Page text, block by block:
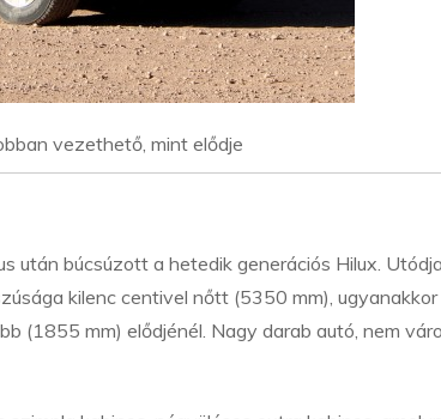
vezethető, mint elődje
után búcsúzott a hetedik generációs Hilux. Utódja
kilenc centivel nőtt (5350 mm), ugyanakkor
(1855 mm) elődjénél. Nagy darab autó, nem